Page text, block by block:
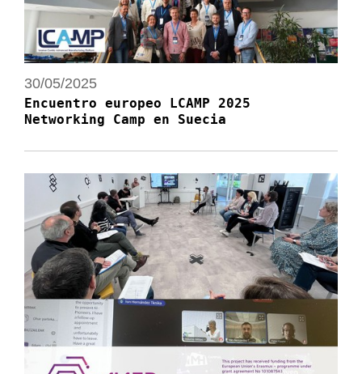
30/05/2025
Encuentro europeo LCAMP 2025
Networking Camp en Suecia